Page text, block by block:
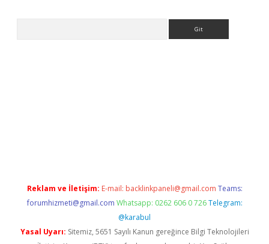
Reklam ve İletişim: E-mail: backlinkpaneli@gmail.com Teams:
forumhizmeti@gmail.com Whatsapp: 0262 606 0 726 Telegram:
@karabul
Yasal Uyarı: Sitemiz, 5651 Sayılı Kanun gereğince Bilgi Teknolojileri